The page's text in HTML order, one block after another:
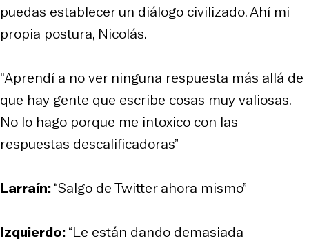
puedas establecer un diálogo civilizado. Ahí mi
propia postura, Nicolás.
"Aprendí a no ver ninguna respuesta más allá de
que hay gente que escribe cosas muy valiosas.
No lo hago porque me intoxico con las
respuestas descalificadoras”
Larraín:“Salgo de Twitter ahora mismo”
Izquierdo:“Le están dando demasiada